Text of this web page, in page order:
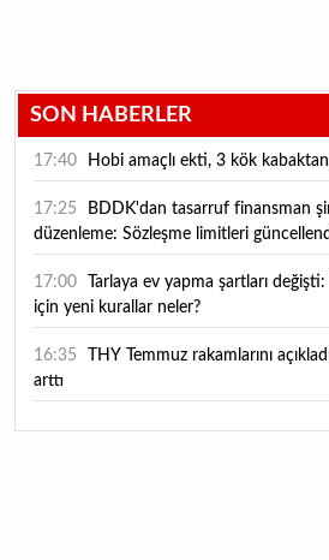
SON HABERLER
17:40 Hobi amaçlı ekti, 3 kök
17:25
düzenleme: Sözleşme limitleri
yürürlüğe girdi
17:00
için yeni kurallar neler?
16:35
arttı
16:27 Piyasaların beklediği veri geldi: ABD tarım dışı istihdam